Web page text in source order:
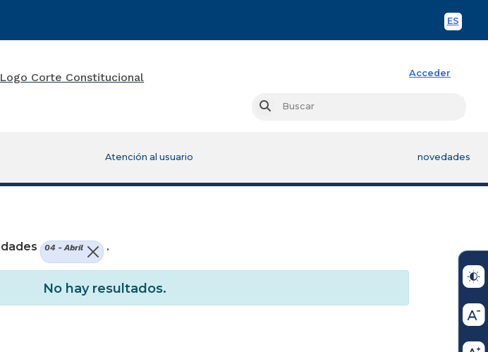
ES
Acceder
Buscar
Atención al usuario novedades
04 - Abril .
No hay resultados.